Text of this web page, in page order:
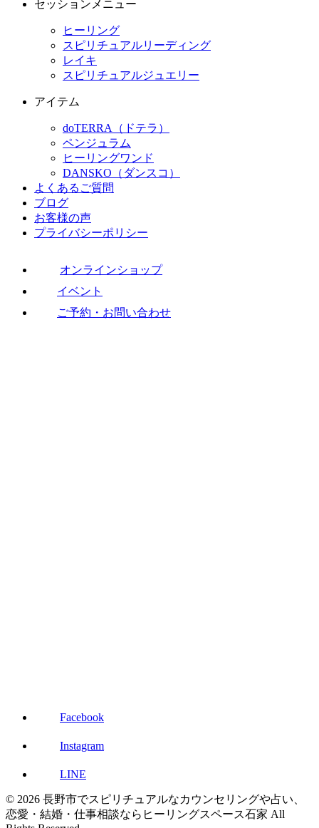
セッションメニュー
ヒーリング
スピリチュアルリーディング
レイキ
スピリチュアルジュエリー
アイテム
doTERRA（ドテラ）
ペンジュラム
ヒーリングワンド
DANSKO（ダンスコ）
よくあるご質問
ブログ
お客様の声
プライバシーポリシー
オンラインショップ
イベント
ご予約・お問い合わせ
Facebook
Instagram
LINE
© 2026 長野市でスピリチュアルなカウンセリングや占い、
恋愛・結婚・仕事相談ならヒーリングスペース石家 All